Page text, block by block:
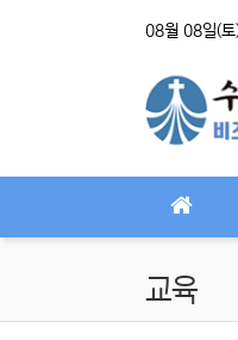
08월 08일(토
교육